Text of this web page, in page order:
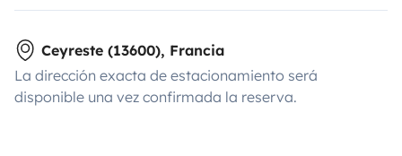
Ceyreste (13600), Francia
La dirección exacta de estacionamiento será
disponible una vez confirmada la reserva.